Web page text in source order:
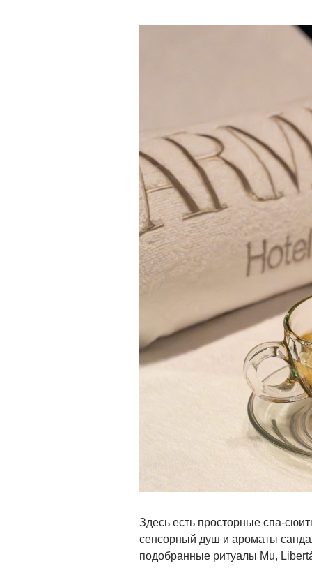
Здесь есть просторные спа-
сенсорный душ и ароматы
подобранные ритуалы Mu,